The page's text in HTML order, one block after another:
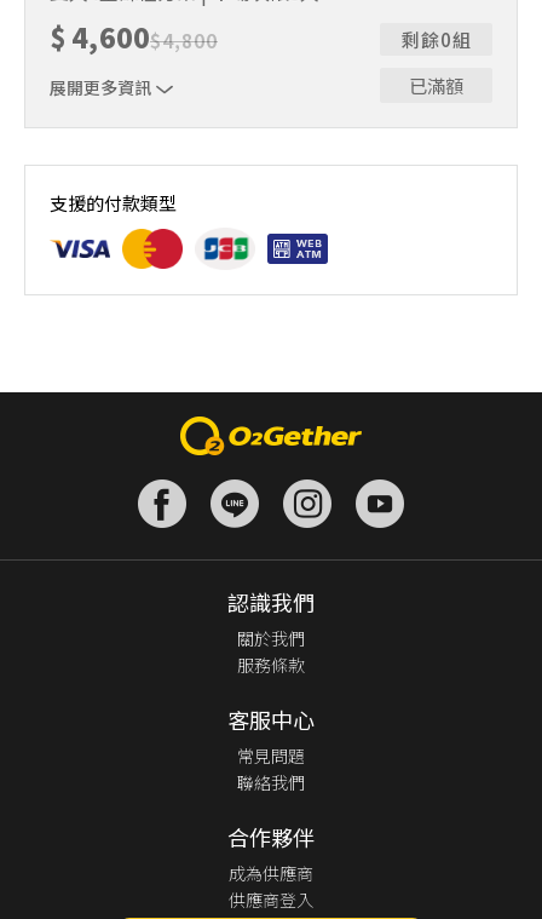
未達開班門檻，或因天候不佳無法如期舉行，POA將視情況
安排延期或併班處理。 ⚠️ 報名完成後，如因天候因素無法
上課，僅提供課程延期選項，恕不退費，請參閱【報名與課
程異動規則】。報名後視為您已同意上述規則。
$ 4,600$4,800
展開更多資訊
剩餘0組
已滿額
｜雙人報名方案說明｜本課程採4人開班，6人滿班制。歡迎
未達開班門檻，或因天候不佳無法如期舉行，POA將視情況
安排延期或併班處理。 ⚠️ 報名完成後，如因天候因素無法
上課，僅提供課程延期選項，恕不退費，請參閱【報名與課
支援的付款類型
認識我們
關於我們
服務條款
客服中心
常見問題
聯絡我們
合作夥伴
成為供應商
供應商登入